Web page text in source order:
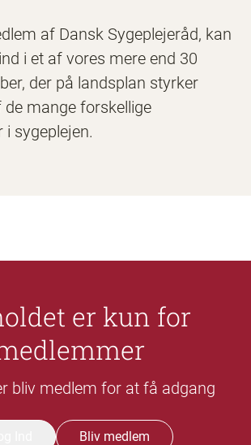
af Dansk Sygeplejeråd, kan
i et af vores mere end 30
der på landsplan styrker
de mange forskellige
i sygeplejen.
er kun for
bliv medlem for at få adgang
Bliv medlem